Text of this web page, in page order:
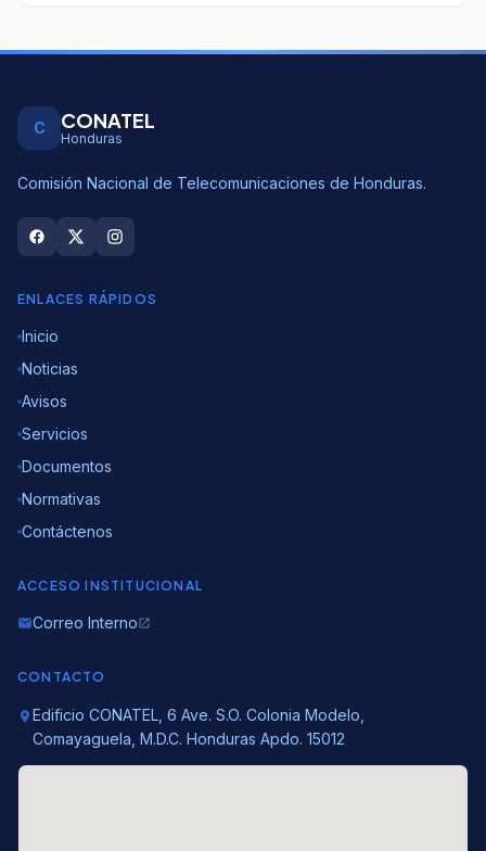
C CONATEL
Honduras
Comisión Nacional de Telecomunicaciones de Honduras.
ENLACES RÁPIDOS
Inicio
Noticias
Avisos
Servicios
Documentos
Normativas
Contáctenos
ACCESO INSTITUCIONAL
emailCorreo Internoopen_in_new
CONTACTO
location_on Edificio CONATEL, 6 Ave. S.O. Colonia Modelo,
Comayaguela, M.D.C. Honduras Apdo. 15012